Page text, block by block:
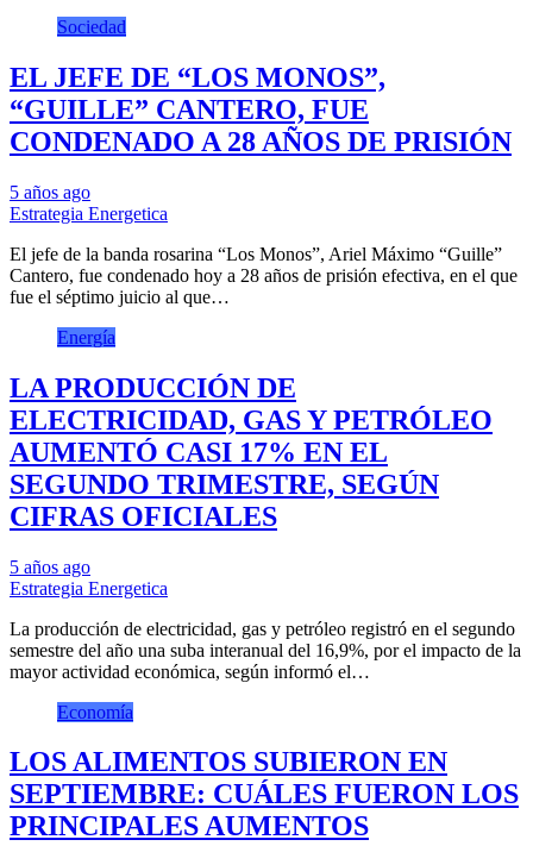
Sociedad
EL JEFE DE “LOS MONOS”,
“GUILLE” CANTERO, FUE
CONDENADO A 28 AÑOS DE PRISIÓN
5 años ago
Estrategia Energetica
El jefe de la banda rosarina “Los Monos”, Ariel Máximo “Guille”
Cantero, fue condenado hoy a 28 años de prisión efectiva, en el que
fue el séptimo juicio al que…
Energía
LA PRODUCCIÓN DE
ELECTRICIDAD, GAS Y PETRÓLEO
AUMENTÓ CASI 17% EN EL
SEGUNDO TRIMESTRE, SEGÚN
CIFRAS OFICIALES
5 años ago
Estrategia Energetica
La producción de electricidad, gas y petróleo registró en el segundo
semestre del año una suba interanual del 16,9%, por el impacto de la
mayor actividad económica, según informó el…
Economía
LOS ALIMENTOS SUBIERON EN
SEPTIEMBRE: CUÁLES FUERON LOS
PRINCIPALES AUMENTOS